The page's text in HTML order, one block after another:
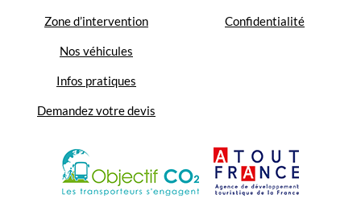
Zone d’intervention
Nos véhicules
Infos pratiques
Demandez votre devis
Confidentialité